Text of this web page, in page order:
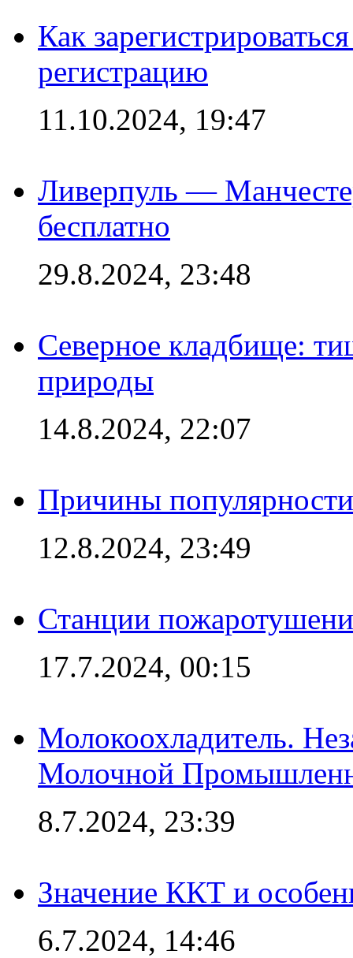
Как
регистрацию
11.10.2024, 19:47
Ливерпуль —
бесплатно
29.8.2024, 23:48
Северное кладбище:
природы
14.8.2024, 22:07
Причины
12.8.2024, 23:49
Станции
17.7.2024, 00:15
Молокоохладитель.
Молочной
8.7.2024, 23:39
Значение ККТ и
6.7.2024, 14:46